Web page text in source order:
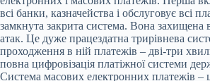
всі банки, казначейства і обслуговує всі
замкнута закрита система. Вона захищена
атак. Це дуже працездатна трирівнева
проходження в ній платежів – дві-три
повна цифровізація платіжної системи
Система масових електронних платежів –